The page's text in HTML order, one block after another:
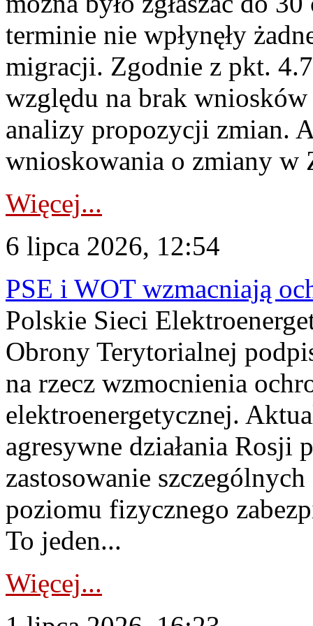
terminie nie wpłynęły
migracji. Zgodnie z pkt.
względu na brak
analizy propozycji zmian.
wnioskowania o zmiany w
Więcej...
6 lipca 2026, 12:54
PSE i WOT wzmacniają
Polskie Sieci
Obrony Terytorialnej
na rzecz wzmocnienia
elektroenergetycznej.
agresywne działania Rosji
zastosowanie
poziomu fizycznego
To jeden...
Więcej...